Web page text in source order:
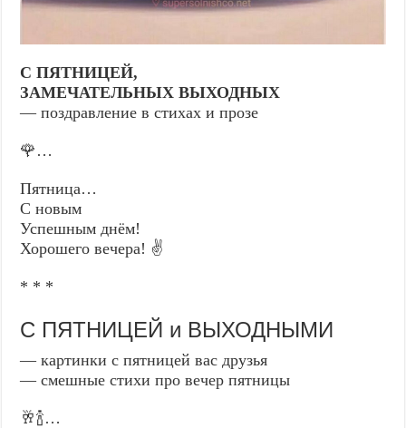
С ПЯТНИЦЕЙ,
ЗАМЕЧАТЕЛЬНЫХ ВЫХОДНЫХ
— поздравление в стихах и прозе
🌹…
Пятница…
С новым
Успешным днём!
Хорошего вечера! ✌️
* * *
С ПЯТНИЦЕЙ и ВЫХОДНЫМИ
— картинки с пятницей вас друзья
— смешные стихи про вечер пятницы
🥂🍾…